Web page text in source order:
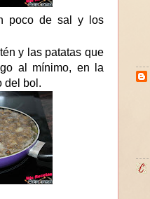
poco de sal y los
y las patatas que
al mínimo, en la
del bol.